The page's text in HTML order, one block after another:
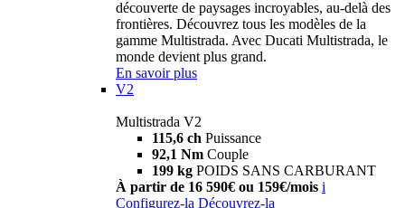
découverte de paysages incroyables, au-delà des
frontières. Découvrez tous les modèles de la
gamme Multistrada. Avec Ducati Multistrada, le
monde devient plus grand.
En savoir plus
V2
Multistrada V2
115,6 ch Puissance
92,1 Nm Couple
199 kg POIDS SANS CARBURANT
À partir de 16 590€ ou 159€/mois i
Configurez-la Découvrez-la